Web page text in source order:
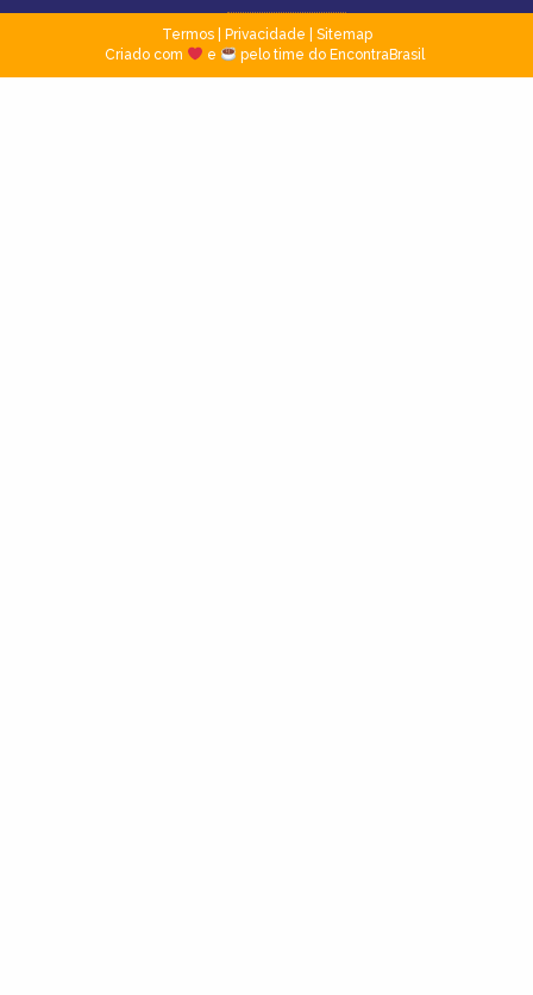
Termos| Privacidade
Sitemap
Criado com
e pelo time do EncontraBrasil